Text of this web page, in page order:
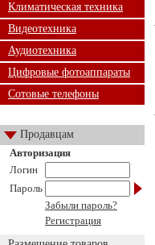
Климатическая техника
Видеотехника
Аудиотехника
Цифровые фотоаппараты
Сотовые телефоны
Продавцам
Авторизация
Логин
Пароль
Забыли пароль?
Регистрация